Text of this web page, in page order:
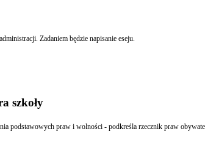
Generalny Inspektor Ochrony Danych Osobowych organizuje konkurs, w którym wziąć udział mogą studenci prawa i administracji. Zadaniem będzie napisanie eseju.
szkoły
podstawowych praw i wolności - podkreśla rzecznik praw